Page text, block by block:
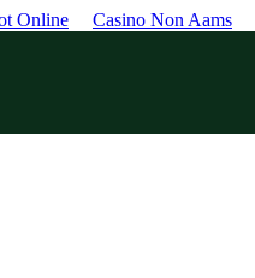
Online Casino Non Aams